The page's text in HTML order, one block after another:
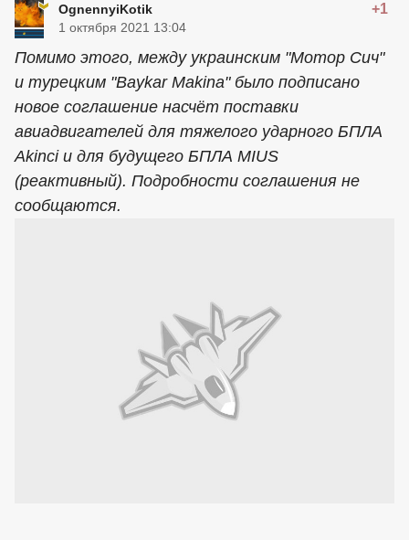
OgnennyiKotik +1
1 октября 2021 13:04
Помимо этого, между украинским "Мотор Сич"
и турецким "Baykar Makina" было подписано
новое соглашение насчёт поставки
авиадвигателей для тяжелого ударного БПЛА
Akinci и для будущего БПЛА MIUS
(реактивный). Подробности соглашения не
сообщаются.